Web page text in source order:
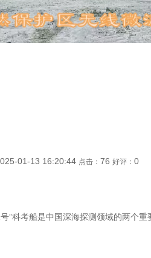
01-13 16:20:44 点击： 76 好评： 0
科考船是中国深海探测领域的两个